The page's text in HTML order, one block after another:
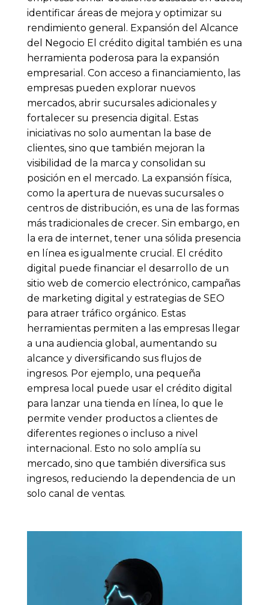
identificar áreas de mejora y optimizar su
rendimiento general. Expansión del Alcance
del Negocio El crédito digital también es una
herramienta poderosa para la expansión
empresarial. Con acceso a financiamiento, las
empresas pueden explorar nuevos
mercados, abrir sucursales adicionales y
fortalecer su presencia digital. Estas
iniciativas no solo aumentan la base de
clientes, sino que también mejoran la
visibilidad de la marca y consolidan su
posición en el mercado. La expansión física,
como la apertura de nuevas sucursales o
centros de distribución, es una de las formas
más tradicionales de crecer. Sin embargo, en
la era de internet, tener una sólida presencia
en línea es igualmente crucial. El crédito
digital puede financiar el desarrollo de un
sitio web de comercio electrónico, campañas
de marketing digital y estrategias de SEO
para atraer tráfico orgánico. Estas
herramientas permiten a las empresas llegar
a una audiencia global, aumentando su
alcance y diversificando sus flujos de
ingresos. Por ejemplo, una pequeña
empresa local puede usar el crédito digital
para lanzar una tienda en línea, lo que le
permite vender productos a clientes de
diferentes regiones o incluso a nivel
internacional. Esto no solo amplía su
mercado, sino que también diversifica sus
ingresos, reduciendo la dependencia de un
solo canal de ventas.